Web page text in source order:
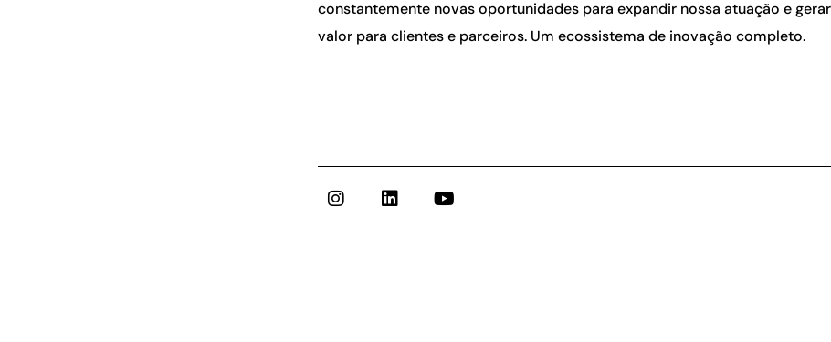
constantemente novas oportunidades para expandir nossa atuação e
valor para clientes e parceiros. Um ecossistema de inovação completo.